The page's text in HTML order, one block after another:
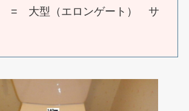
= 大型（エロンゲート） サ